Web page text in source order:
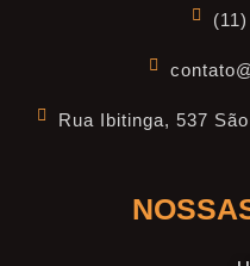
Rua Ibitinga, 537